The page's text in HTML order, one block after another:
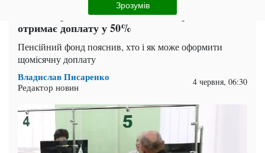
Зрозумів
Пенсіонерам виділять додаткові гроші: хто
отримає доплату у 50%
Пенсійний фонд пояснив, хто і як може оформити
щомісячну доплату
Владислав Писаренко
Редактор новин 4 червня, 06:30